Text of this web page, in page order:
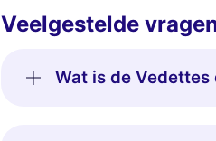
Veelgestelde
Wat is de Vedettes